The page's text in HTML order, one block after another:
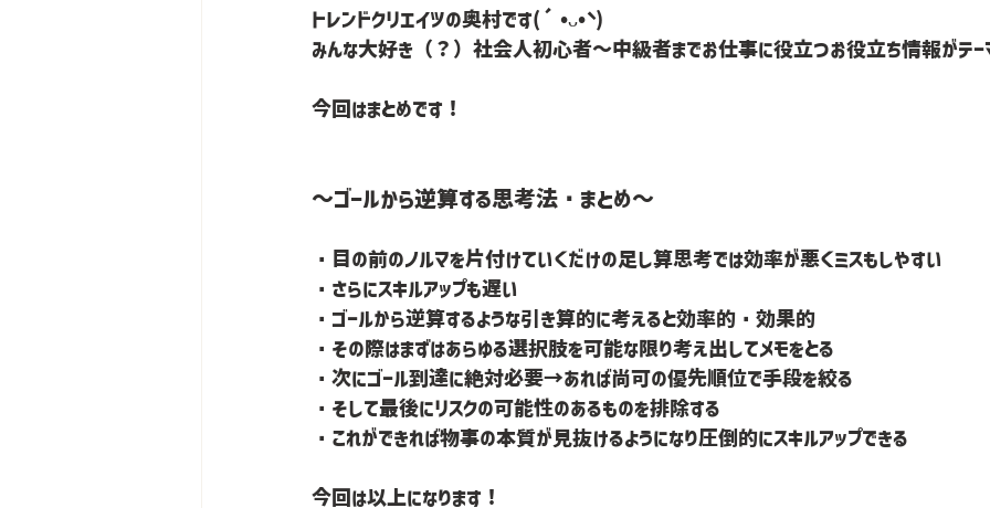
トレンドクリエイツの奥村です(´•ᴗ•` )
みんな大好き（？）社会人初心者〜中級者までお仕事に役立つお役立ち情報がテー
今回はまとめです！
～ゴールから逆算する思考法・まとめ～
・目の前のノルマを片付けていくだけの足し算思考では効率が悪くミスもしやすい
・さらにスキルアップも遅い
・ゴールから逆算するような引き算的に考えると効率的・効果的
・その際はまずはあらゆる選択肢を可能な限り考え出してメモをとる
・次にゴール到達に絶対必要→あれば尚可の優先順位で手段を絞る
・そして最後にリスクの可能性のあるものを排除する
・これができれば物事の本質が見抜けるようになり圧倒的にスキルアップできる
今回は以上になります！